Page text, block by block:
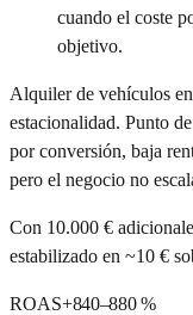
cuando el coste
objetivo.
Alquiler de vehículos
estacionalidad. Punto
por conversión, baja
pero el negocio no
Con 10.000 €
estabilizado en ~10 €
ROAS+840–880 %